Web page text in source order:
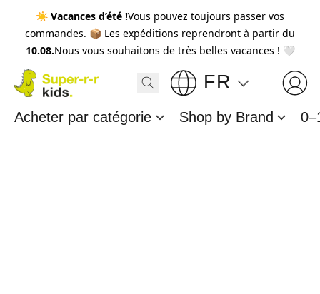
☀️ Vacances d’été !Vous pouvez toujours passer vos
commandes. 📦 Les expéditions reprendront à partir du
10.08.Nous vous souhaitons de très belles vacances ! 🤍
FR
Acheter par catégorie Shop by Brand